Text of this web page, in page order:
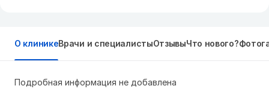
О клиникеВрачи и специалистыОтзывыЧто нового?
Подробная информация не добавлена